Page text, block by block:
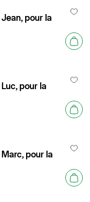
Jean, pour la
Luc, pour la
Marc, pour la